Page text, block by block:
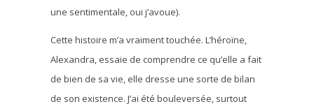
une sentimentale, oui j’avoue).
Cette histoire m’a vraiment touchée. L’héroïne,
Alexandra, essaie de comprendre ce qu’elle a fait
de bien de sa vie, elle dresse une sorte de bilan
de son existence. J’ai été bouleversée, surtout